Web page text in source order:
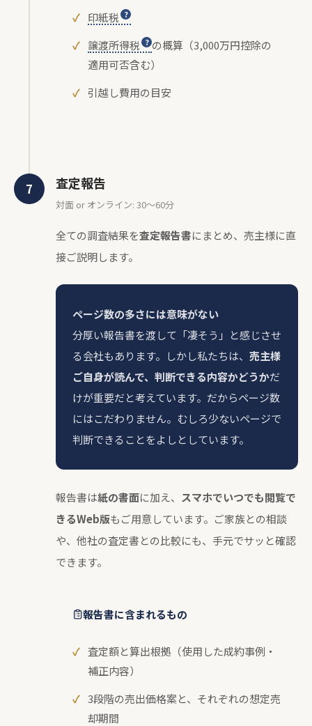
印紙税
譲渡所得税
の概算（3,000万円控除の
適用可否含む）
引越し費用の目安
査定報告
対面 or オンライン: 30〜60分
全ての調査結果を査定報告書にまとめ、売主様に直
接ご説明します。
ページ数の多さには意味がない
分厚い報告書を渡して「凄そう」と感じさせ
る会社もあります。しかし私たちは、 売主様
ご自身が読んで、判断できる内容かどうかだ
けが重要だと考えています。だからページ数
にはこだわりません。むしろ少ないページで
判断できることをよしとしています。
報告書は紙の書面に加え、 スマホでいつでも閲覧で
きるWeb版もご用意しています。ご家族との相談
や、他社の査定書との比較にも、手元でサッと確認
できます。
報告書に含まれるもの
査定額と算出根拠（使用した成約事例・
補正内容）
3段階の売出価格案と、それぞれの想定売
却期間